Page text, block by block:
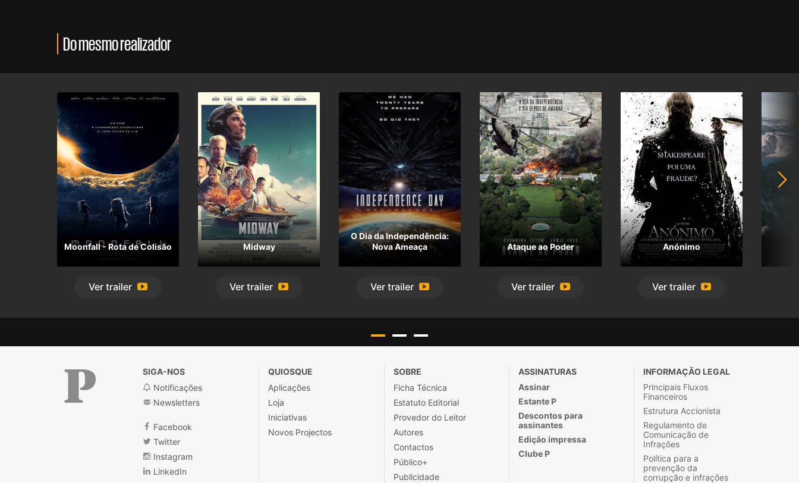
Do mesmo realizador
Moonfall - Rota de Colisão
Ver trailer
Midway
Ver trailer
O Dia da Independência:
Nova Ameaça
Ver trailer
Ataque ao Poder
Ver trailer
Anónimo
Ver trailer
Público
SIGA-NOS
Notificações
Newsletters
Facebook
Twitter
Instagram
LinkedIn
QUIOSQUE
Aplicações
Loja
Iniciativas
Novos Projectos
SOBRE
Ficha Técnica
Estatuto Editorial
Provedor do Leitor
Autores
Contactos
Público+
Publicidade
ASSINATURAS
Assinar
Estante P
Descontos para
assinantes
Edição impressa
Clube P
INFORMAÇÃO LEGAL
Principais Fluxos
Financeiros
Estrutura Accionista
Regulamento de
Comunicação de
Infrações
Política para a
prevenção da
corrupção e infrações